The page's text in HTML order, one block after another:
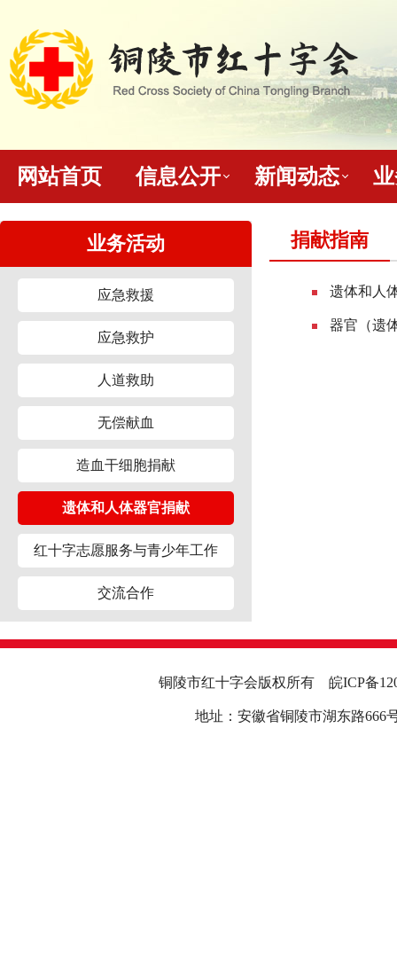
网站首页 信息公开 新闻动态
业务活动
应急救援
应急救护
人道救助
无偿献血
造血干细胞捐献
遗体和人体器官捐献
红十字志愿服务与青少年工作
交流合作
捐献指南
遗体和人
器官（遗
铜陵市红十字会版权所有 皖ICP备
地址：安徽省铜陵市湖东路666